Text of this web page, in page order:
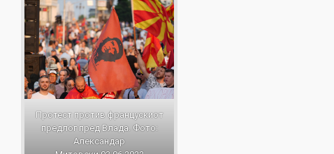
Протест против францускиот
предлог пред Влада. Фото:
Александар